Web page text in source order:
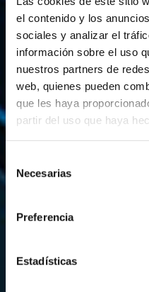
el contenido y los
sociales y analizar el
información sobre el uso
nuestros partners de
web, quienes pueden
que les haya
partir del uso que haya
de Necesarias
Preferencia
Estadísticas